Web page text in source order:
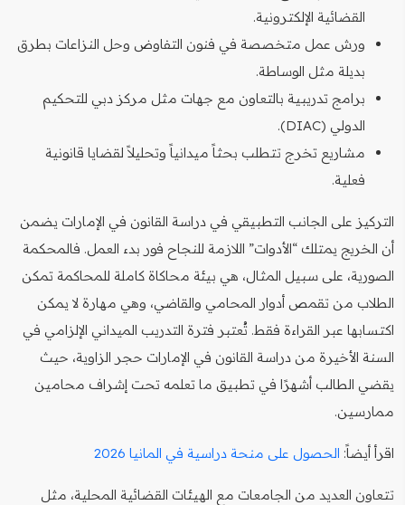
القضائية الإلكترونية.
ورش عمل متخصصة في فنون التفاوض وحل النزاعات بطرق
بديلة مثل الوساطة.
برامج تدريبية بالتعاون مع جهات مثل مركز دبي للتحكيم
الدولي (DIAC).
مشاريع تخرج تتطلب بحثاً ميدانياً وتحليلاً لقضايا قانونية
فعلية.
التركيز على الجانب التطبيقي في دراسة القانون في الإمارات يضمن
أن الخريج يمتلك “الأدوات” اللازمة للنجاح فور بدء العمل. فالمحكمة
الصورية، على سبيل المثال، هي بيئة محاكاة كاملة للمحاكمة تمكن
الطلاب من تقمص أدوار المحامي والقاضي، وهي مهارة لا يمكن
اكتسابها عبر القراءة فقط. تُعتبر فترة التدريب الميداني الإلزامي في
السنة الأخيرة من دراسة القانون في الإمارات حجر الزاوية، حيث
يقضي الطالب أشهرًا في تطبيق ما تعلمه تحت إشراف محامين
ممارسين.
اقرأ أيضاً: الحصول على منحة دراسية في المانيا 2026
تتعاون العديد من الجامعات مع الهيئات القضائية المحلية، مثل